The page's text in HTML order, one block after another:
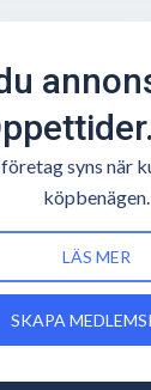
syns när
köpbenägen.
LÄS MER
SKAPA